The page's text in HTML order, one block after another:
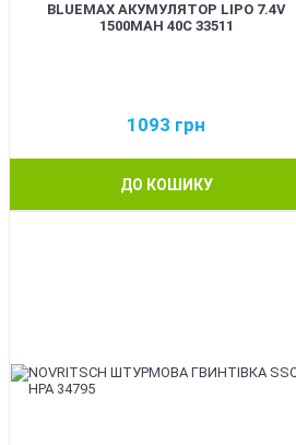
BLUEMAX АКУМУЛЯТОР LIPO 7.4V
1500MAH 40C 33511
1093 грн
ДО КОШИКУ